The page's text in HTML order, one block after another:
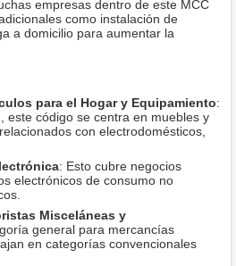
empresas dentro de este MCC
como instalación de
a domicilio para aumentar la
para el Hogar y Equipamiento:
este código se centra en muebles y
con electrodomésticos,
: Esto cubre negocios
electrónicos de consumo no
Misceláneas y
general para mercancías
en categorías convencionales